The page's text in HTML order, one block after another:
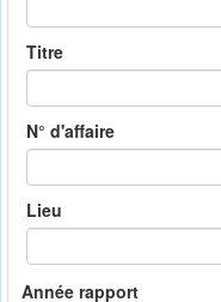
Titre
N° d'affaire
Lieu